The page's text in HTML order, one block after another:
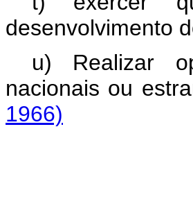
desenvolvimento
u) Realizar
nacionais ou
1966)